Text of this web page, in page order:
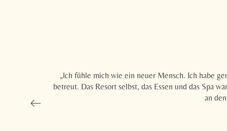
„Ich fühle mich wie ein neuer Mensch. Ich habe
betreut. Das Resort selbst, das Essen und das Spa
an